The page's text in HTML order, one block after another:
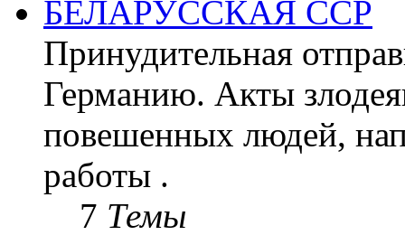
БЕЛАРУССКАЯ ССР
Принудительная
Германию. Акты
повешенных людей,
работы .
7 Темы